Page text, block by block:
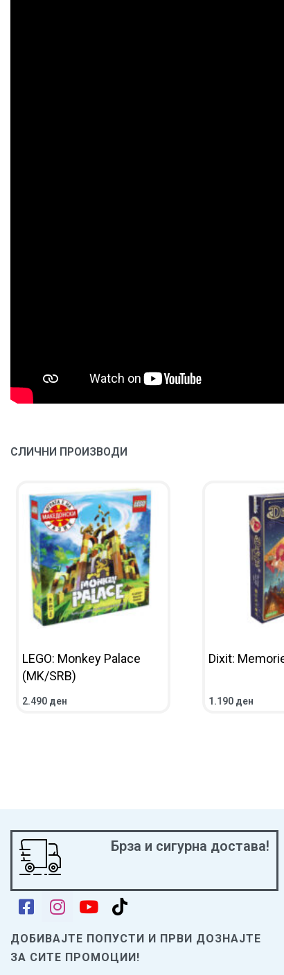
СЛИЧНИ ПРОИЗВОДИ
LEGO: Monkey Palace
(MK/SRB)
2.490 ден
Dixit:
1.190 ден
Брза и сигурна достава!
ДОБИВАЈТЕ ПОПУСТИ И ПРВИ ДОЗНАЈТЕ
ЗА СИТЕ ПРОМОЦИИ!